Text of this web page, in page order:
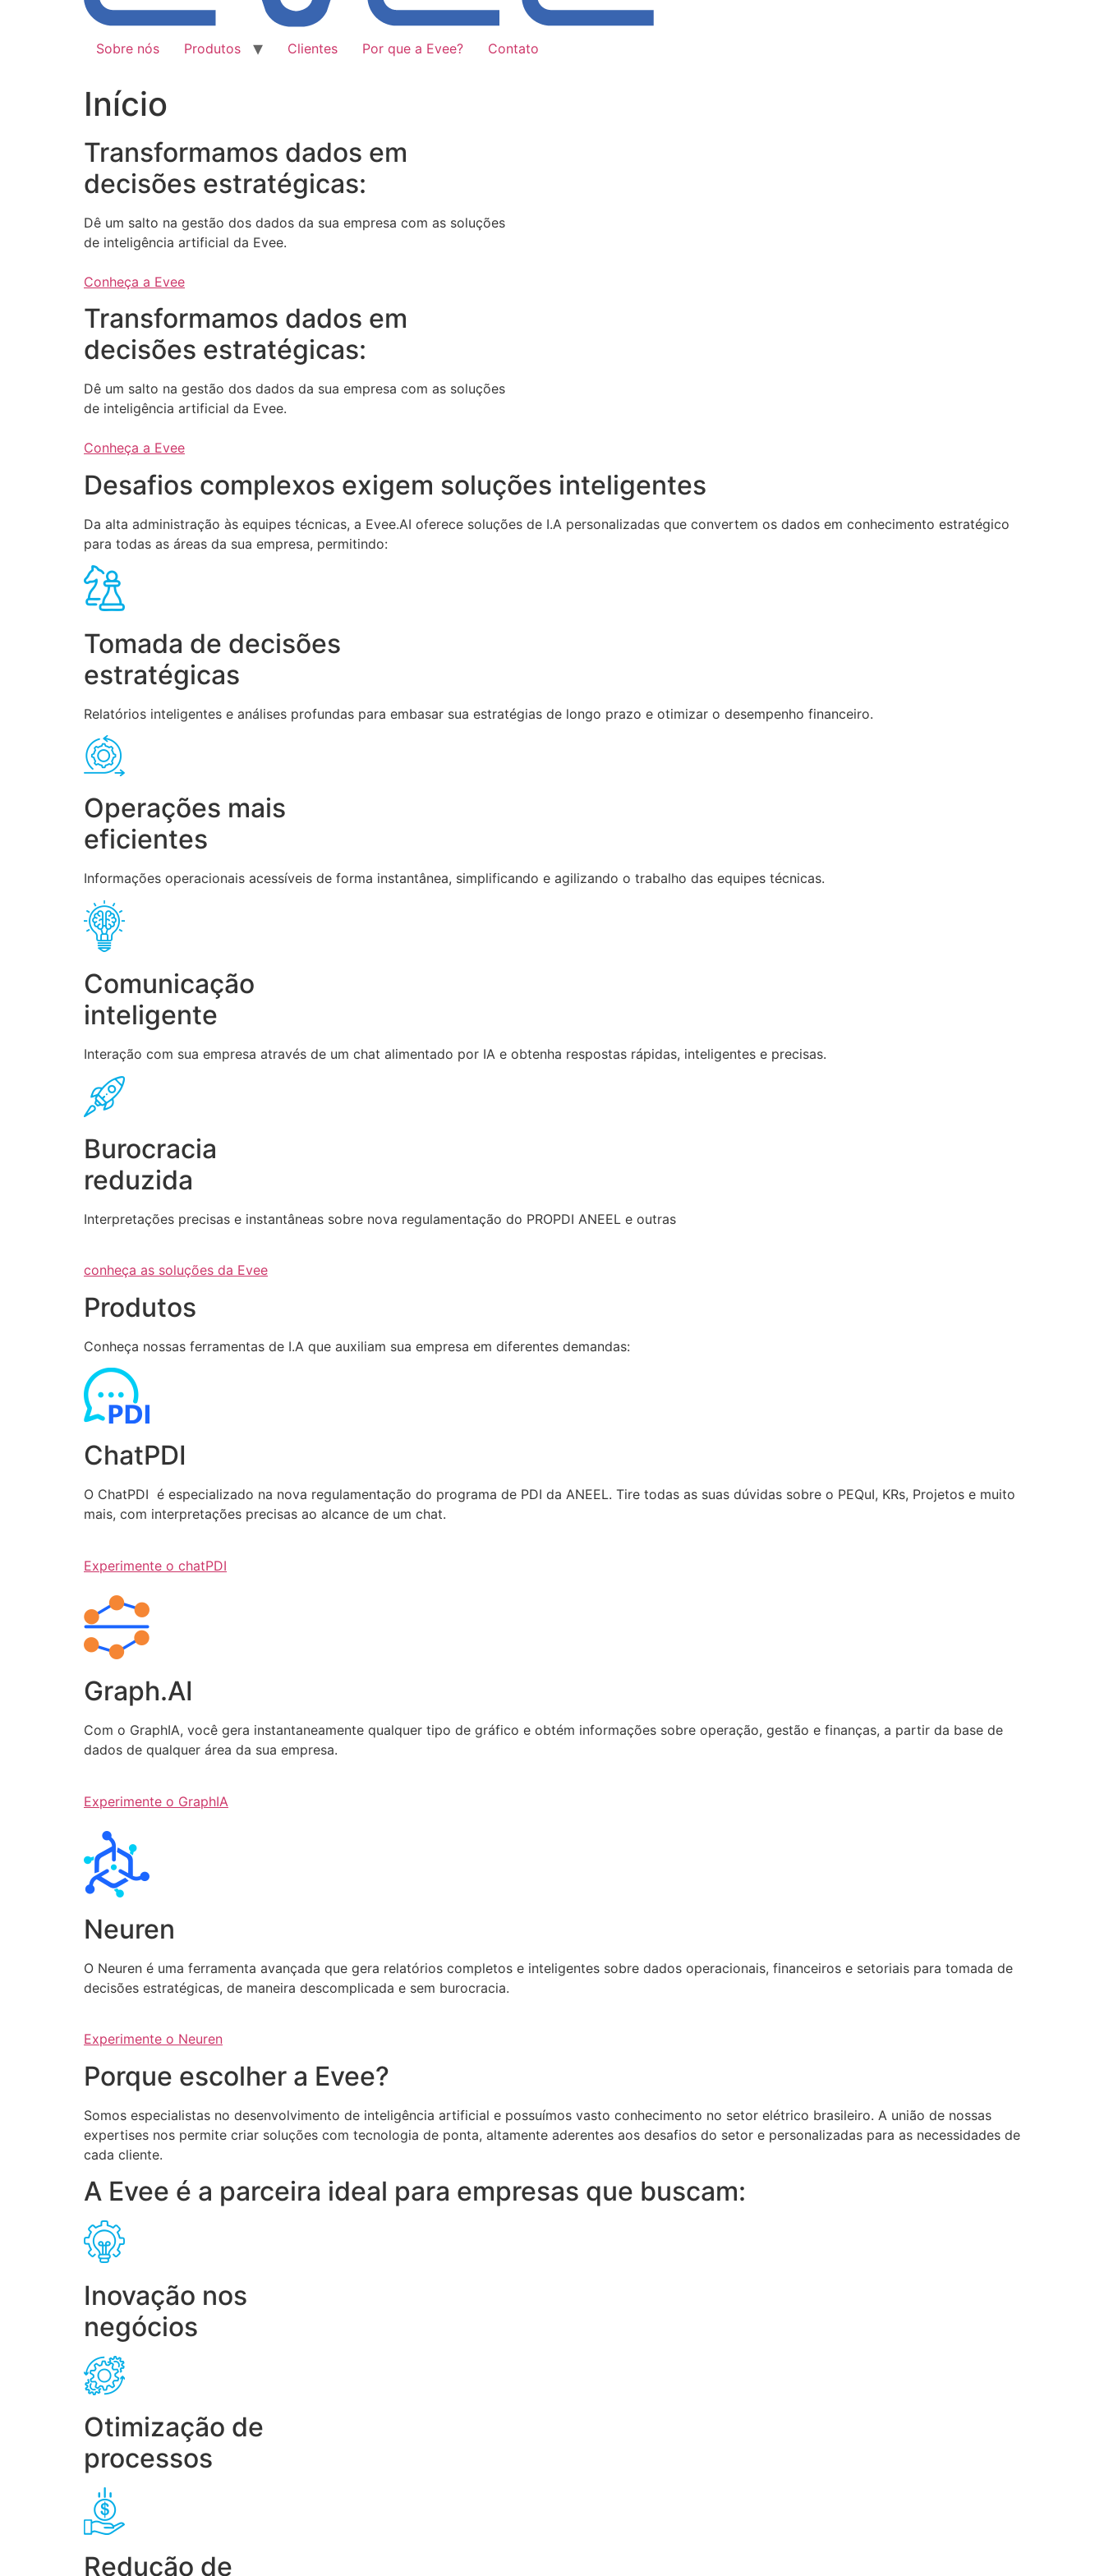
Sobre nós Produtos Clientes Por que a Evee? Contato
Início
Transformamos dados em
decisões estratégicas:
Dê um salto na gestão dos dados da sua empresa com as soluções
de inteligência artificial da Evee.
Conheça a Evee
Transformamos dados em
decisões estratégicas:
Dê um salto na gestão dos dados da sua empresa com as soluções
de inteligência artificial da Evee.
Conheça a Evee
Desafios complexos exigem soluções inteligentes
Da alta administração às equipes técnicas, a Evee.AI oferece soluções de I.A personalizadas que convertem os dados em conhecimento estratégico
para todas as áreas da sua empresa, permitindo:
Tomada de decisões
estratégicas
Relatórios inteligentes e análises profundas para embasar sua estratégias de longo prazo e otimizar o desempenho financeiro.
Operações mais
eficientes
Informações operacionais acessíveis de forma instantânea, simplificando e agilizando o trabalho das equipes técnicas.
Comunicação
inteligente
Interação com sua empresa através de um chat alimentado por IA e obtenha respostas rápidas, inteligentes e precisas.
Burocracia
reduzida
Interpretações precisas e instantâneas sobre nova regulamentação do PROPDI ANEEL e outras
conheça as soluções da Evee
Produtos
Conheça nossas ferramentas de I.A que auxiliam sua empresa em diferentes demandas:
ChatPDI
O ChatPDI é especializado na nova regulamentação do programa de PDI da ANEEL. Tire todas as suas dúvidas sobre o PEQuI, KRs, Projetos e muito
mais, com interpretações precisas ao alcance de um chat.
Experimente o chatPDI
Graph.AI
Com o GraphIA, você gera instantaneamente qualquer tipo de gráfico e obtém informações sobre operação, gestão e finanças, a partir da base de
dados de qualquer área da sua empresa.
Experimente o GraphIA
Neuren
O Neuren é uma ferramenta avançada que gera relatórios completos e inteligentes sobre dados operacionais, financeiros e setoriais para tomada de
decisões estratégicas, de maneira descomplicada e sem burocracia.
Experimente o Neuren
Porque escolher a Evee?
Somos especialistas no desenvolvimento de inteligência artificial e possuímos vasto conhecimento no setor elétrico brasileiro. A união de nossas
expertises nos permite criar soluções com tecnologia de ponta, altamente aderentes aos desafios do setor e personalizadas para as necessidades de
cada cliente.
A Evee é a parceira ideal para empresas que buscam:
Inovação nos
negócios
Otimização de
processos
Redução de